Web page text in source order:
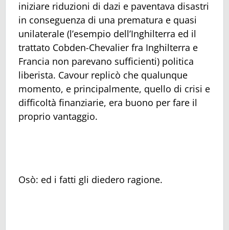
iniziare riduzioni di dazi e paventava disastri
in conseguenza di una prematura e quasi
unilaterale (l’esempio dell’Inghilterra ed il
trattato Cobden-Chevalier fra Inghilterra e
Francia non parevano sufficienti) politica
liberista. Cavour replicò che qualunque
momento, e principalmente, quello di crisi e
difficoltà finanziarie, era buono per fare il
proprio vantaggio.
Osò: ed i fatti gli diedero ragione.